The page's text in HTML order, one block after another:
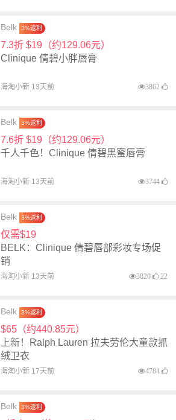
Belk 3%返利
7.3折 $19（约129.06元）
Clinique 倩碧小胖唇膏
海淘小新 13天前 3862
Belk 3%返利
7.6折 $19（约129.06元）
千人千色！Clinique 倩碧黑蜜唇膏
海淘小新 13天前 3744
Belk 3%返利
仅需$19
BELK：Clinique 倩碧唇部彩妆专场促
销
海淘小新 13天前 3820 22
Belk 3%返利
$65（约440.85元）
上新！Ralph Lauren 拉夫劳伦大童款抓
绒卫衣
海淘小新 17天前 4784
Belk 3%返利